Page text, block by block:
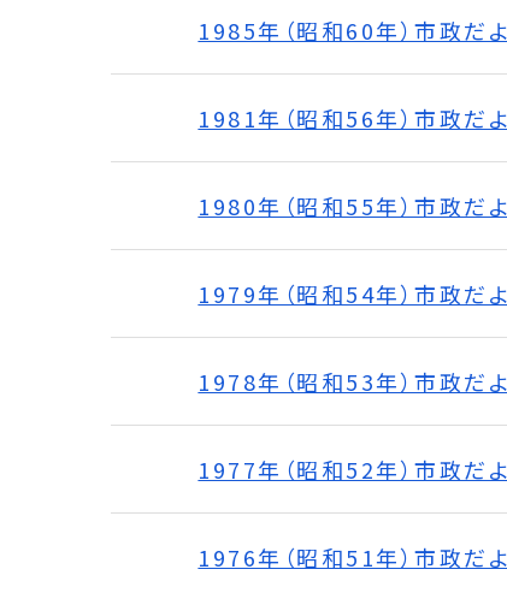
1985年（昭和60年）市政だ
1981年（昭和56年）市政だ
1980年（昭和55年）市政だ
1979年（昭和54年）市政だ
1978年（昭和53年）市政だ
1977年（昭和52年）市政だ
1976年（昭和51年）市政だ